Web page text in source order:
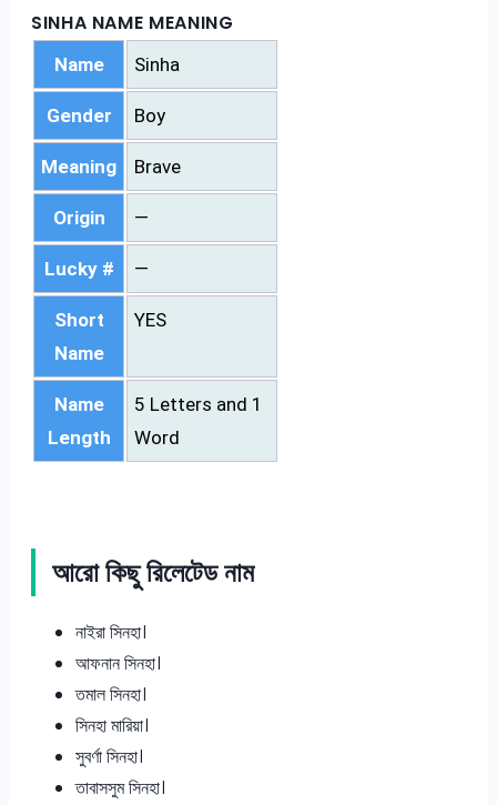
SINHA NAME MEANING
Name Sinha
Gender Boy
Meaning Brave
Origin —
Lucky # —
Short
Name
YES
Name
Length
5 Letters and 1
Word
আরো কিছু রিলেটেড নাম
নাইরা সিনহা।
আফনান সিনহা।
তমাল সিনহা।
সিনহা মারিয়া।
সুবর্ণা সিনহা।
তাবাসসুম সিনহা।